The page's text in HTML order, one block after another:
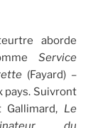
aborde
Service
(Fayard) –
pays. Suivront
Le